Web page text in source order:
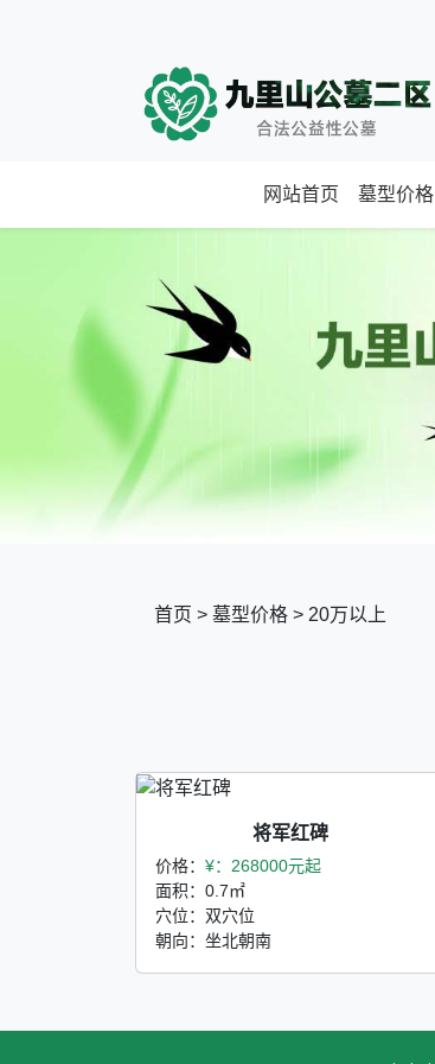
网站首页 墓型价格
首页 > 墓型价格 > 20万以上
将军红碑
价格： ¥：268000元起
面积：0.7㎡
穴位：双穴位
朝向：坐北朝南